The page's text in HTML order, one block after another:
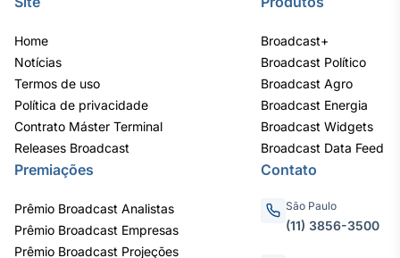
Gestão de
Investimentos
Home
Notícias
Termos de uso
Política de privacidade
Contrato Máster Terminal
Releases Broadcast
Broadcast+
Broadcast Político
Broadcast Agro
Broadcast Energia
Broadcast Widgets
Broadcast Data Feed
Premiações
Prêmio Broadcast Analistas
Prêmio Broadcast Empresas
Prêmio Broadcast Projeções
Contato
São Paulo
(11) 3856-3500